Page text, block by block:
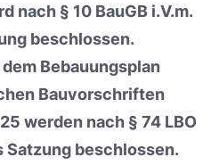
nach § 10 BauGB i.V.m.
beschlossen.
Bebauungsplan
Bauvorschriften
werden nach § 74 LBO
Satzung beschlossen.